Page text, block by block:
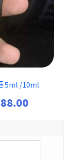
5ml /10ml
Price
$ 298.00